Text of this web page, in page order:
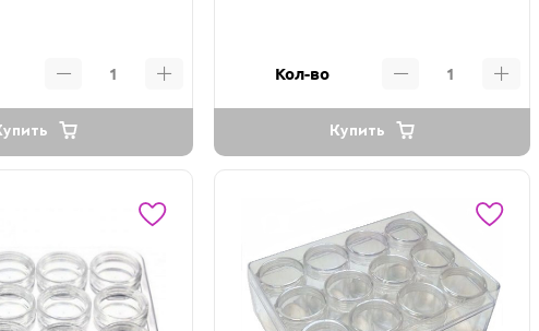
Кол-во
Купить